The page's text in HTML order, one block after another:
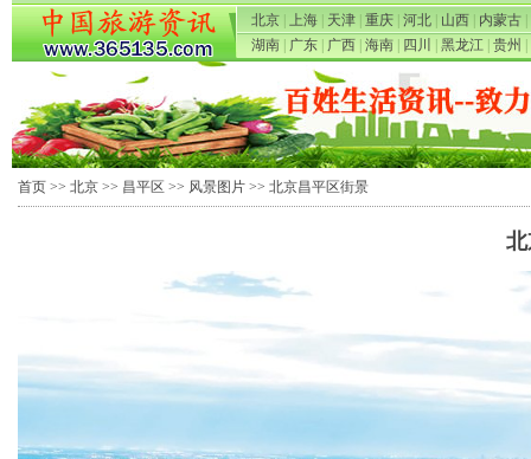
北京 上海 天津 重庆 河北 山西 内蒙古
湖南
广东 广西 海南 四川 黑龙江 贵州
首页 >> 北京 >> 昌平区 >> 风景图片 >> 北京昌平区街景